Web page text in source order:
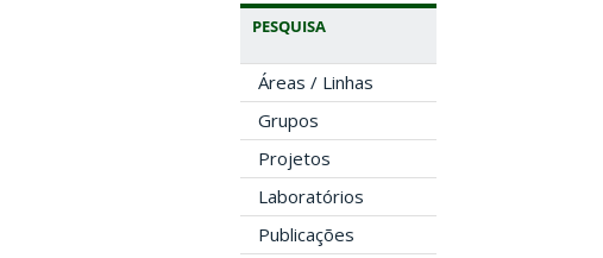
PESQUISA
Áreas / Linhas
Grupos
Projetos
Laboratórios
Publicações